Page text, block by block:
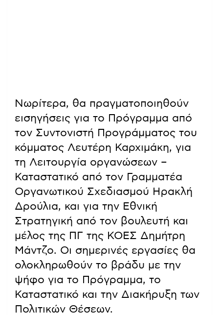
Νωρίτερα, θα πραγματοποιηθούν
εισηγήσεις για το Πρόγραμμα από
τον Συντονιστή Προγράμματος του
κόμματος Λευτέρη Καρχιμάκη, για
τη Λειτουργία οργανώσεων –
Καταστατικό από τον Γραμματέα
Οργανωτικού Σχεδιασμού Ηρακλή
Δρούλια, και για την Εθνική
Στρατηγική από τον βουλευτή και
μέλος της ΠΓ της ΚΟΕΣ Δημήτρη
Μάντζο. Οι σημερινές εργασίες θα
ολοκληρωθούν το βράδυ με την
ψήφο για το Πρόγραμμα, το
Καταστατικό και την Διακήρυξη των
Πολιτικών Θέσεων.